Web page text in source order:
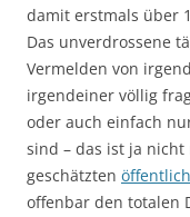
damit erstmals über
Das unverdrossene
Vermelden von
irgendeiner völlig
oder auch einfach
sind – das ist ja
geschätzten
offenbar den totalen